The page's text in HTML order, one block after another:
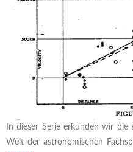
In dieser Serie erkunden wir
Welt der astronomischen